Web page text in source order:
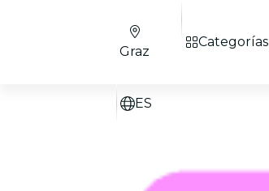
Graz
ES
Categorías